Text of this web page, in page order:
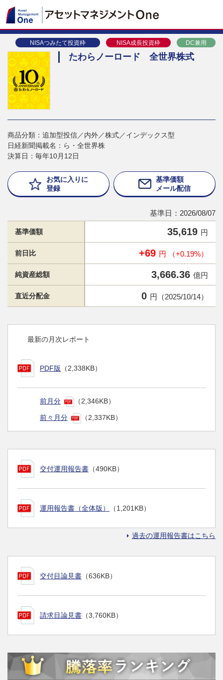
NISAつみたて投資枠 NISA成長投資枠 DC兼用
たわらノーロード 全世界株式
商品分類：追加型投信／内外／株式／インデックス型
日経新聞掲載名：ら・全世界株
決算日：毎年10月12日
お気に入りに
登録
基準価額
メール配信
基準日：2026/08/07
基準価額 35,619 円
前日比 +69 円 （+0.19%）
純資産総額 3,666.36 億円
直近分配金 0 円（2025/10/14）
最新の月次レポート
PDF版 （2,338KB）
前月分 （2,346KB）
前々月分 （2,337KB）
交付運用報告書 （490KB）
運用報告書（全体版） （1,201KB）
過去の運用報告書はこちら
交付目論見書 （636KB）
請求目論見書 （3,760KB）